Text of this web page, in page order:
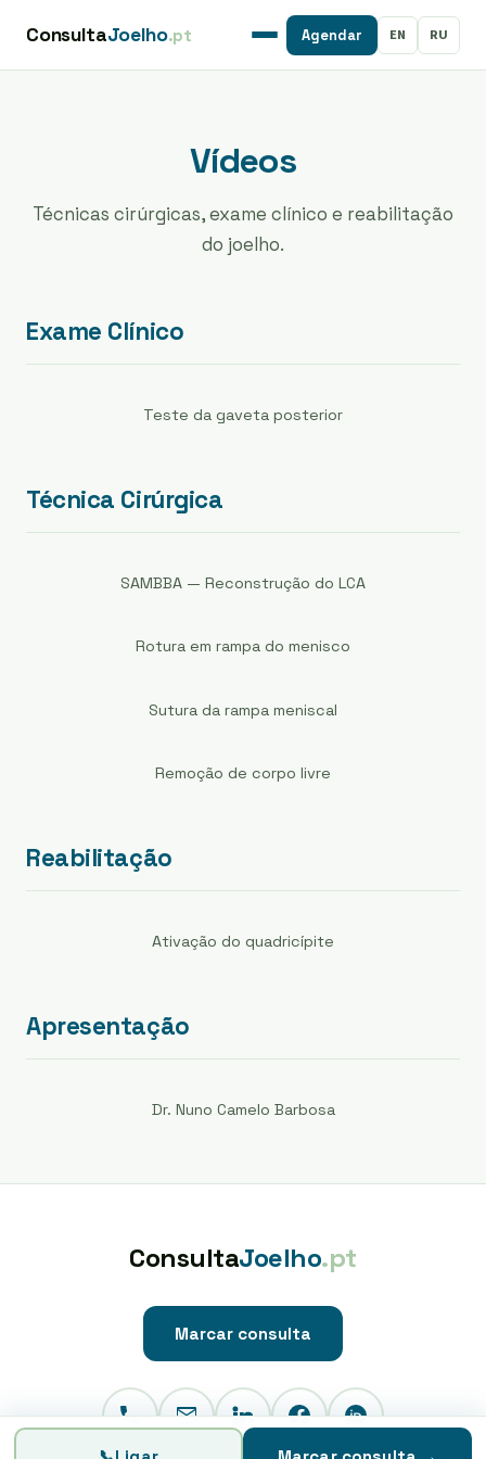
ConsultaJoelho.pt Agendar EN RU
Vídeos
Técnicas cirúrgicas, exame clínico e reabilitação
do joelho.
Exame Clínico
Teste da gaveta posterior
Técnica Cirúrgica
SAMBBA — Reconstrução do LCA
Rotura em rampa do menisco
Sutura da rampa meniscal
Remoção de corpo livre
Reabilitação
Ativação do quadricípite
Apresentação
Dr. Nuno Camelo Barbosa
ConsultaJoelho.pt
Marcar consulta